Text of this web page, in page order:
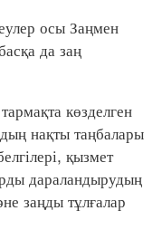
осы Заңмен
да заң
көзделген
нақты таңбалары
қызмет
дараландырудың
заңды тұлғалар